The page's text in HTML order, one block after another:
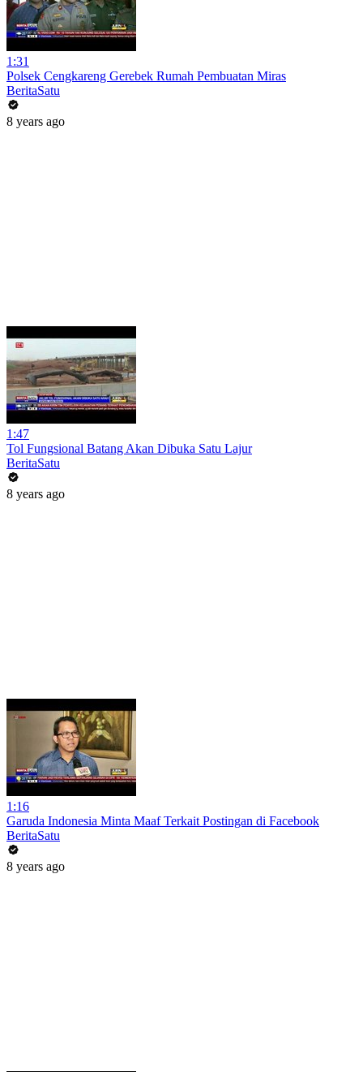
1:31
Polsek Cengkareng Gerebek Rumah Pembuatan Miras
BeritaSatu
8 years ago
1:47
Tol Fungsional Batang Akan Dibuka Satu Lajur
BeritaSatu
8 years ago
1:16
Garuda Indonesia Minta Maaf Terkait Postingan di Facebook
BeritaSatu
8 years ago